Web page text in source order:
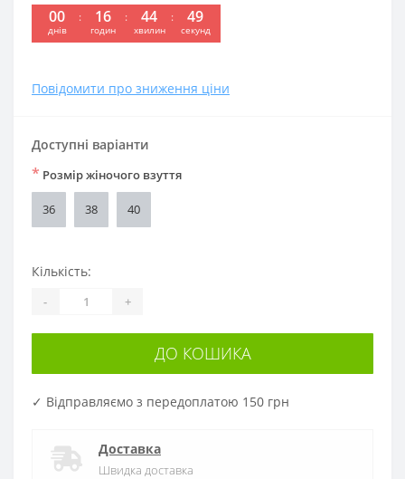
00
днів
: 16
годин
: 44
хвилин
: 49
секунд
Повідомити про зниження ціни
Доступні варіанти
* Розмір жіночого взуття
36 38 40
Кількість:
- +
ДО КОШИКА
✓ Відправляємо з передоплатою 150 грн
Доставка
Швидка доставка